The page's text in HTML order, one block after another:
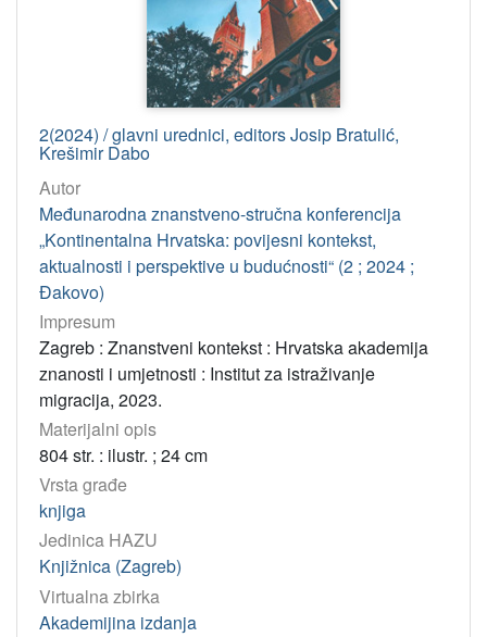
2(2024) / glavni urednici, editors Josip Bratulić,
Krešimir Dabo
Autor
Međunarodna znanstveno-stručna konferencija
„Kontinentalna Hrvatska: povijesni kontekst,
aktualnosti i perspektive u budućnosti“ (2 ; 2024 ;
Đakovo)
Impresum
Zagreb : Znanstveni kontekst : Hrvatska akademija
znanosti i umjetnosti : Institut za istraživanje
migracija, 2023.
Materijalni opis
804 str. : ilustr. ; 24 cm
Vrsta građe
knjiga
Jedinica HAZU
Knjižnica (Zagreb)
Virtualna zbirka
Akademijina izdanja